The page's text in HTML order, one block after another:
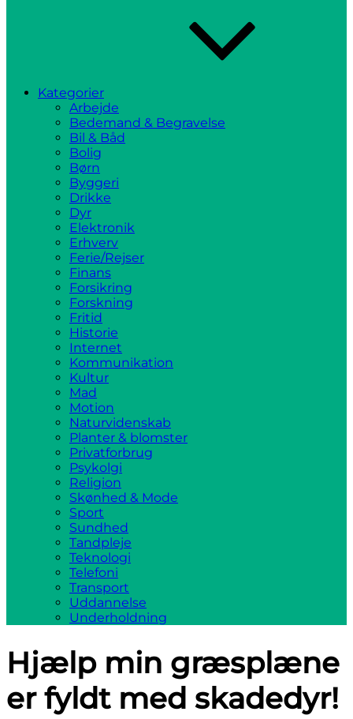
Kategorier
Arbejde
Bedemand & Begravelse
Bil & Båd
Bolig
Børn
Byggeri
Drikke
Dyr
Elektronik
Erhverv
Ferie/Rejser
Finans
Forsikring
Forskning
Fritid
Historie
Internet
Kommunikation
Kultur
Mad
Motion
Naturvidenskab
Planter & blomster
Privatforbrug
Psykolgi
Religion
Skønhed & Mode
Sport
Sundhed
Tandpleje
Teknologi
Telefoni
Transport
Uddannelse
Underholdning
Hjælp min græsplæne
er fyldt med skadedyr!